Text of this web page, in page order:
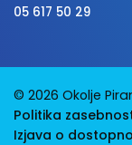
05 617 50 29
© 2026 Okolje
Politika
Izjava o